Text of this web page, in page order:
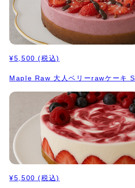
¥5,500 (税込)
Maple Raw 大人ベリーrawケーキ S
¥5,500 (税込)